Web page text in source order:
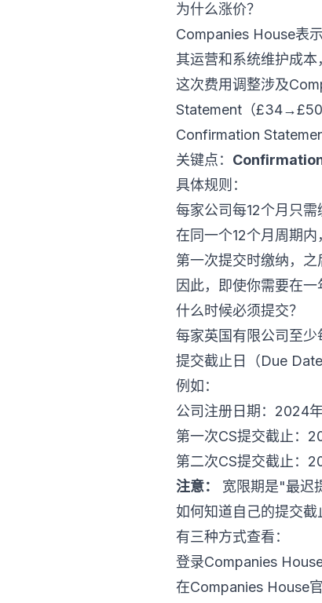
为什么涨价？
Companies House表
其运营和系统维护成本
这次费用调整涉及
Statement（£34→£50
Confirmation
关键点： Confirmation
具体规则：
每家公司每12个月只
在同一个12个月周期
第一次提交时缴纳，
因此，即使你需要在
什么时候必须提交？
每家英国有限公司至少
提交截止日（Due
例如：
公司注册日期：2024
第一次CS提交截止：
第二次CS提交截止：
注意：
宽限期是"最迟
如何知道自己的提交截
有三种方式查看：
登录Companies
在Companies House